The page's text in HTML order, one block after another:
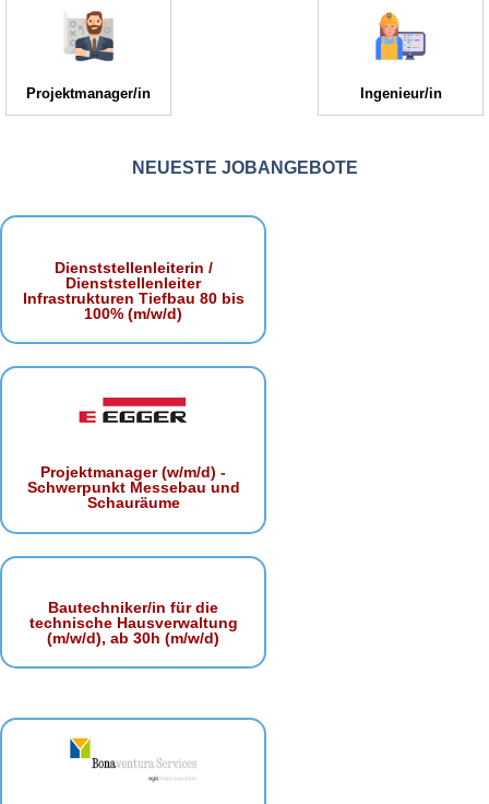
Projektmanager/in Ingenieur/in
NEUESTE JOBANGEBOTE
Dienststellenleiterin /
Dienststellenleiter
Infrastrukturen Tiefbau 80 bis
100% (m/w/d)
Projektmanager (w/m/d) -
Schwerpunkt Messebau und
Schauräume
Bautechniker/in für die
technische Hausverwaltung
(m/w/d), ab 30h (m/w/d)